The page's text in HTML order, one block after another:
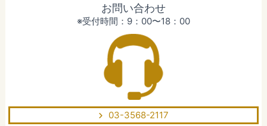
お問い合わせ
※受付時間：9：00〜18：00
03-3568-2117